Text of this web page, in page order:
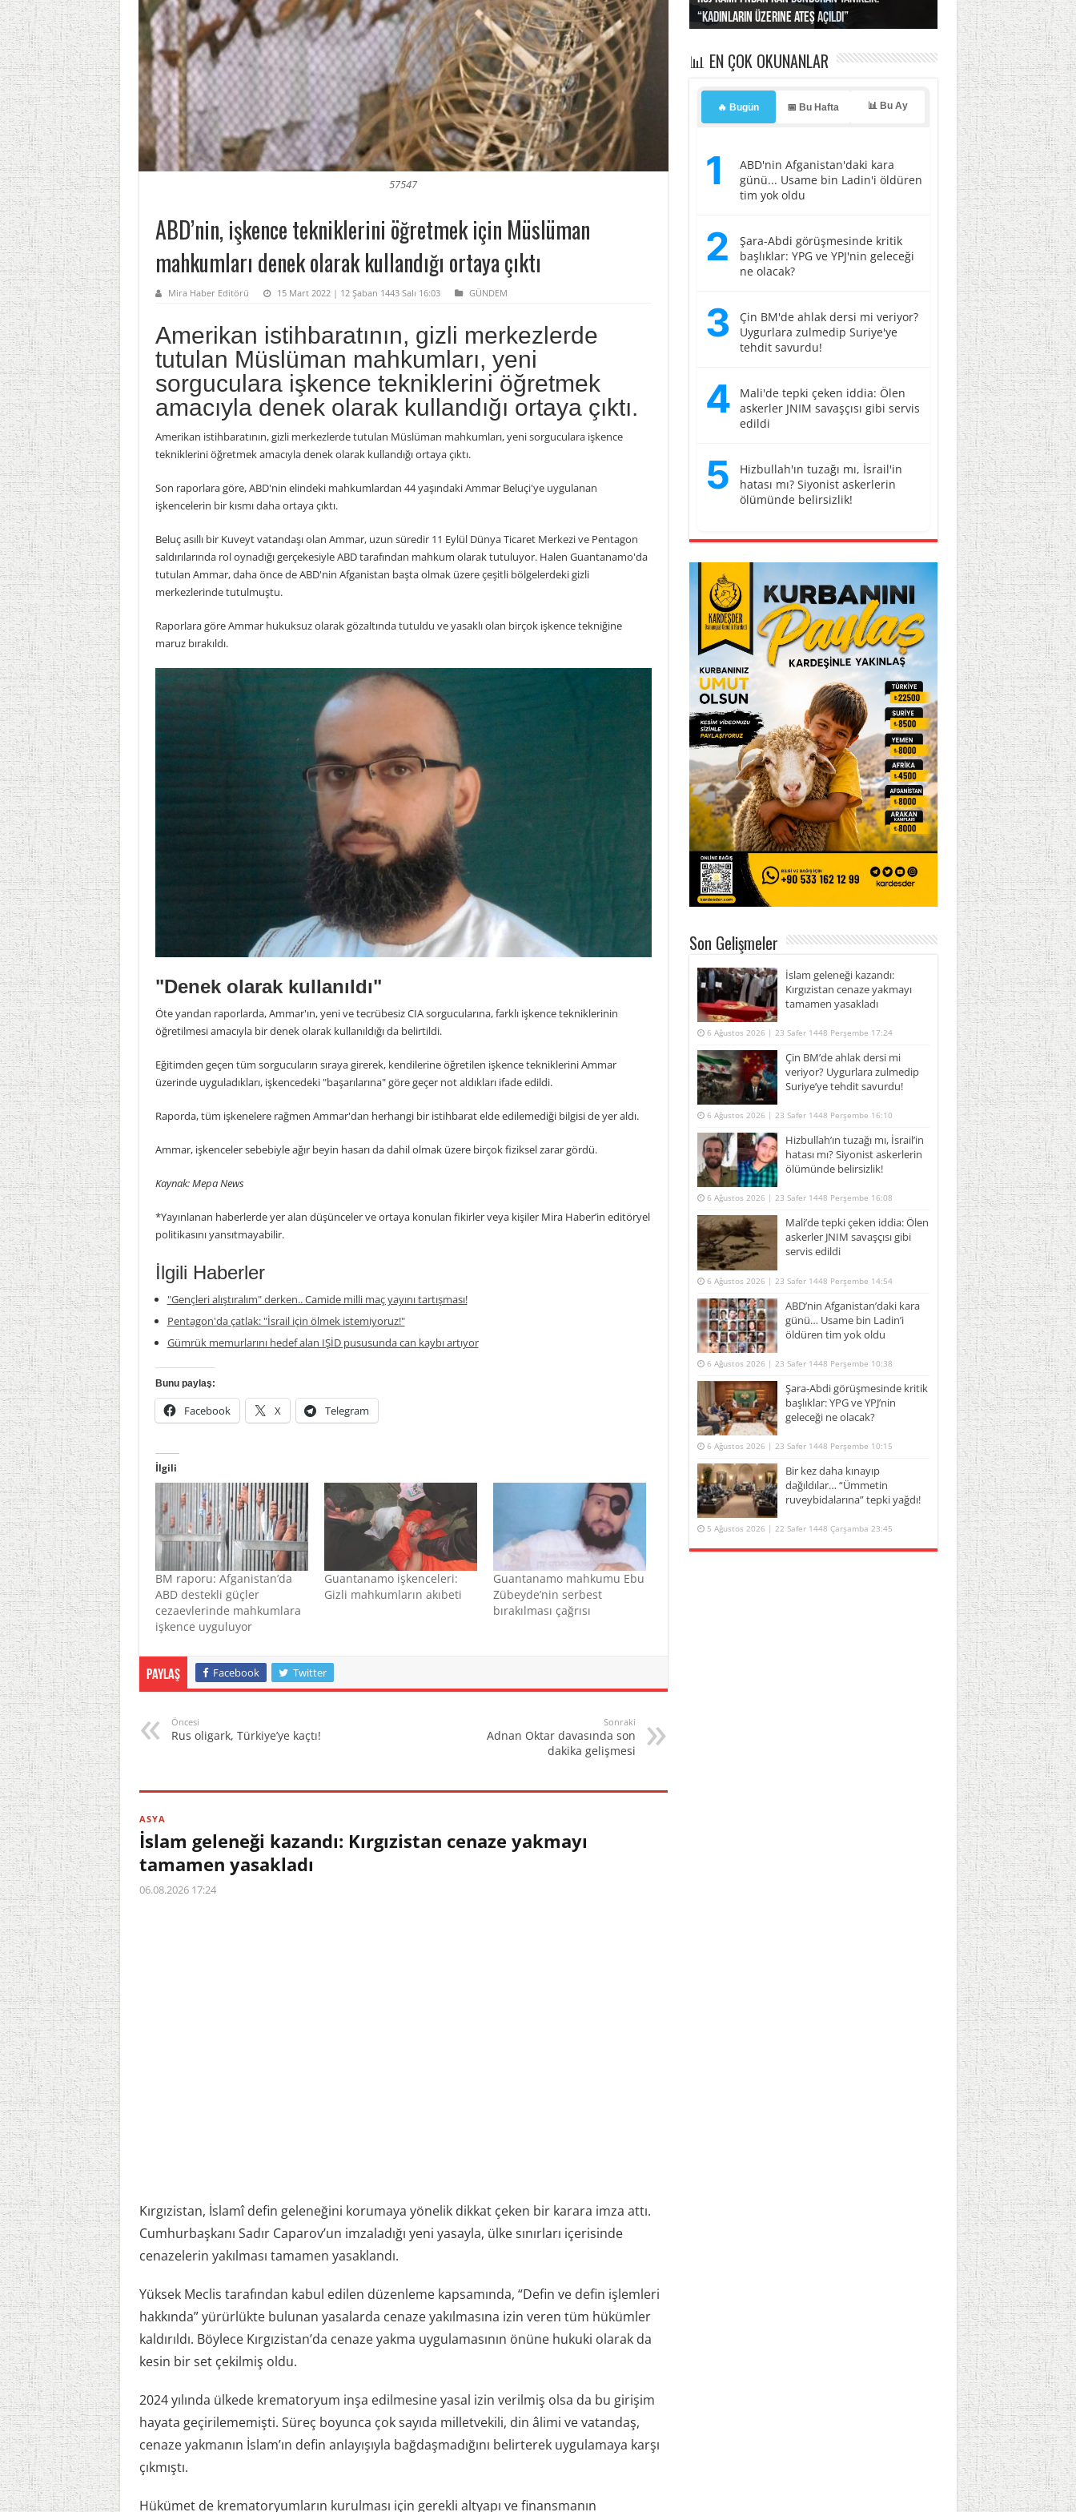
57547
ABD’nin, işkence tekniklerini öğretmek için Müslüman
mahkumları denek olarak kullandığı ortaya çıktı
Mira Haber Editörü 15 Mart 2022 | 12 Şaban 1443 Salı 16:03 GÜNDEM
Amerikan istihbaratının, gizli merkezlerde
tutulan Müslüman mahkumları, yeni
sorguculara işkence tekniklerini öğretmek
amacıyla denek olarak kullandığı ortaya çıktı.
Amerikan istihbaratının, gizli merkezlerde tutulan Müslüman mahkumları, yeni sorguculara işkence
tekniklerini öğretmek amacıyla denek olarak kullandığı ortaya çıktı.
Son raporlara göre, ABD'nin elindeki mahkumlardan 44 yaşındaki Ammar Beluçi'ye uygulanan
işkencelerin bir kısmı daha ortaya çıktı.
Beluç asıllı bir Kuveyt vatandaşı olan Ammar, uzun süredir 11 Eylül Dünya Ticaret Merkezi ve Pentagon
saldırılarında rol oynadığı gerçekesiyle ABD tarafından mahkum olarak tutuluyor. Halen Guantanamo'da
tutulan Ammar, daha önce de ABD'nin Afganistan başta olmak üzere çeşitli bölgelerdeki gizli
merkezlerinde tutulmuştu.
Raporlara göre Ammar hukuksuz olarak gözaltında tutuldu ve yasaklı olan birçok işkence tekniğine
maruz bırakıldı.
"Denek olarak kullanıldı"
Öte yandan raporlarda, Ammar'ın, yeni ve tecrübesiz CIA sorgucularına, farklı işkence tekniklerinin
öğretilmesi amacıyla bir denek olarak kullanıldığı da belirtildi.
Eğitimden geçen tüm sorgucuların sıraya girerek, kendilerine öğretilen işkence tekniklerini Ammar
üzerinde uyguladıkları, işkencedeki "başarılarına" göre geçer not aldıkları ifade edildi.
Raporda, tüm işkenelere rağmen Ammar'dan herhangi bir istihbarat elde edilemediği bilgisi de yer aldı.
Ammar, işkenceler sebebiyle ağır beyin hasarı da dahil olmak üzere birçok fiziksel zarar gördü.
Kaynak: Mepa News
*Yayınlanan haberlerde yer alan düşünceler ve ortaya konulan fikirler veya kişiler Mira Haber’in editöryel
politikasını yansıtmayabilir.
İlgili Haberler
"Gençleri alıştıralım" derken.. Camide milli maç yayını tartışması!
Pentagon'da çatlak: "İsrail için ölmek istemiyoruz!"
Gümrük memurlarını hedef alan IŞİD pususunda can kaybı artıyor
Bunu paylaş:
Facebook X Telegram
İlgili
BM raporu: Afganistan’da
ABD destekli güçler
cezaevlerinde mahkumlara
işkence uyguluyor
Guantanamo işkenceleri:
Gizli mahkumların akıbeti
Guantanamo mahkumu Ebu
Zübeyde’nin serbest
bırakılması çağrısı
Paylaş Facebook Twitter
Öncesi
Rus oligark, Türkiye’ye kaçtı!
Sonraki
Adnan Oktar davasında son
dakika gelişmesi
ASYA
İslam geleneği kazandı: Kırgızistan cenaze yakmayı
tamamen yasakladı
06.08.2026 17:24
Kırgızistan, İslamî defin geleneğini korumaya yönelik dikkat çeken bir karara imza attı.
Cumhurbaşkanı Sadır Caparov’un imzaladığı yeni yasayla, ülke sınırları içerisinde
cenazelerin yakılması tamamen yasaklandı.
Yüksek Meclis tarafından kabul edilen düzenleme kapsamında, “Defin ve defin işlemleri
hakkında” yürürlükte bulunan yasalarda cenaze yakılmasına izin veren tüm hükümler
kaldırıldı. Böylece Kırgızistan’da cenaze yakma uygulamasının önüne hukuki olarak da
kesin bir set çekilmiş oldu.
2024 yılında ülkede krematoryum inşa edilmesine yasal izin verilmiş olsa da bu girişim
hayata geçirilememişti. Süreç boyunca çok sayıda milletvekili, din âlimi ve vatandaş,
cenaze yakmanın İslam’ın defin anlayışıyla bağdaşmadığını belirterek uygulamaya karşı
çıkmıştı.
Hükümet de krematoryumların kurulması için gerekli altyapı ve finansmanın
“Kadınların üzerine ateş açıldı”
yaptı… İsrail’in “timsah” planına fren!
kayıtlar başladı
basıldı, kabus yaşatıldı!
siviller hedef oldu!
📊 EN ÇOK OKUNANLAR
🔥 Bugün 📅 Bu Hafta 📊 Bu Ay
1
ABD'nin Afganistan'daki kara
günü... Usame bin Ladin'i öldüren
tim yok oldu
2
Şara-Abdi görüşmesinde kritik
başlıklar: YPG ve YPJ'nin geleceği
ne olacak?
3
Çin BM'de ahlak dersi mi veriyor?
Uygurlara zulmedip Suriye'ye
tehdit savurdu!
4
Mali'de tepki çeken iddia: Ölen
askerler JNIM savaşçısı gibi servis
edildi
5
Hizbullah'ın tuzağı mı, İsrail'in
hatası mı? Siyonist askerlerin
ölümünde belirsizlik!
Son Gelişmeler
İslam geleneği kazandı:
Kırgızistan cenaze yakmayı
tamamen yasakladı
6 Ağustos 2026 | 23 Safer 1448 Perşembe 17:24
Çin BM’de ahlak dersi mi
veriyor? Uygurlara zulmedip
Suriye’ye tehdit savurdu!
6 Ağustos 2026 | 23 Safer 1448 Perşembe 16:10
Hizbullah’ın tuzağı mı, İsrail’in
hatası mı? Siyonist askerlerin
ölümünde belirsizlik!
6 Ağustos 2026 | 23 Safer 1448 Perşembe 16:08
Mali’de tepki çeken iddia: Ölen
askerler JNIM savaşçısı gibi
servis edildi
6 Ağustos 2026 | 23 Safer 1448 Perşembe 14:54
ABD’nin Afganistan’daki kara
günü… Usame bin Ladin’i
öldüren tim yok oldu
6 Ağustos 2026 | 23 Safer 1448 Perşembe 10:38
Şara-Abdi görüşmesinde kritik
başlıklar: YPG ve YPJ’nin
geleceği ne olacak?
6 Ağustos 2026 | 23 Safer 1448 Perşembe 10:15
Bir kez daha kınayıp
dağıldılar… “Ümmetin
ruveybidalarına” tepki yağdı!
5 Ağustos 2026 | 22 Safer 1448 Çarşamba 23:45